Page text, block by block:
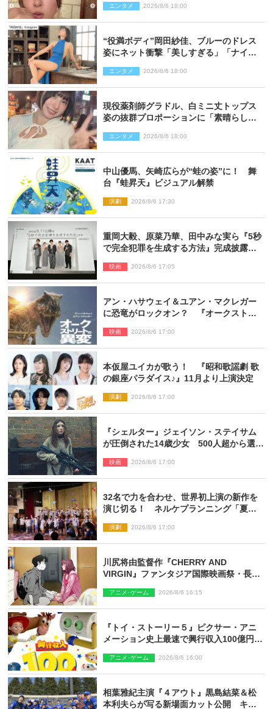
エンタメ 2026/8/6 18:00
“役満ボディ”岡田紗佳、ブルーのドレス
姿にネット衝撃「美しすぎる」「ナイ
エンタメ 2026/8/6 18:00
現役薬剤師グラドル、白ミニ丈トップス
姿の抜群プロポーションに「素晴らしす
エンタメ 2026/8/6 18:00
中山優馬、矢崎広らが“蛙の姿”に！ 舞
台『蛙昇天』ビジュアル解禁
演劇 2026/8/6 17:30
重岡大毅、原菜乃華、田中みな実ら『5秒
で完全犯罪を生成する方法』完成披露に
映画 2026/8/6 17:05
アン・ハサウェイ＆ユアン・マクレガー
に恐竜がロックオン？ 『オークストリ
解禁
映画 2026/8/6 17:00
本仮屋ユイカが歌う！ 『昭和歌謡劇 歌
の銀座パラダイス♪』11月より上演決定
演劇 2026/8/6 17:00
『シェルター』ジェイソン・ステイサム
が圧倒された14歳少女 500人超から選出
とは
映画 2026/8/6 17:00
32名で力を合わせ、世界初上演の新作を
演じ切る！ ネルケプランニング「夏休
ト【最終日】
演劇 2026/8/6 17:00
川尻将由監督作『CHERRY AND
VIRGIN』ファンタジア国際映画祭・長編
アニメ･ゲーム 2026/8/6 16:15
『トイ・ストーリー５』ピクサー・アニ
メーション史上最速で興行収入100億円突
アニメ･ゲーム 2026/8/6 16:00
相葉雅紀主演『４アウト』黒島結菜＆松
本利夫らが写る新場面カット公開 キャ